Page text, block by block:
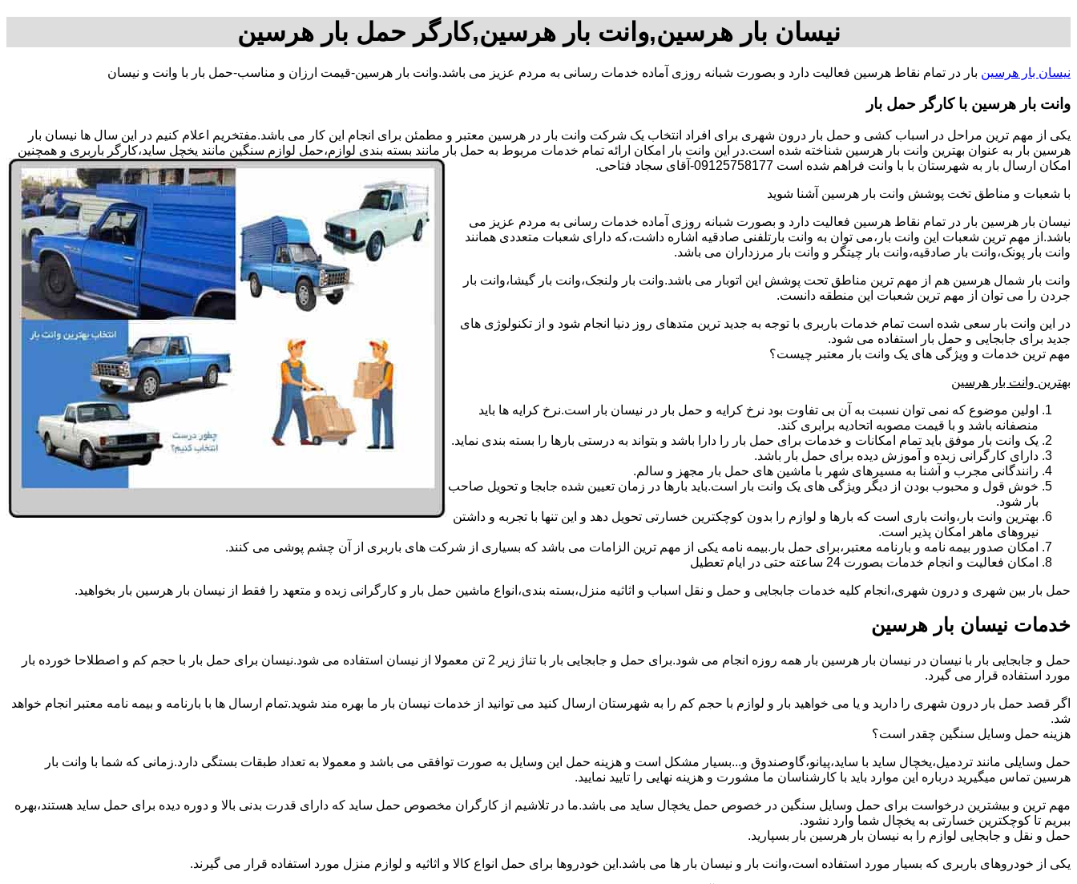
نیسان بار هرسین,وانت بار هرسین,کارگر حمل بار هرسین
نیسان بار هرسین بار در تمام نقاط هرسین فعالیت دارد و بصورت شبانه روزی آماده خدمات رسانی به مردم عزیز می باشد.وانت بار هرسین-قیمت ارزان و مناسب-حمل بار با وانت و نیسان
وانت بار هرسین با کارگر حمل بار
یکی از مهم ترین مراحل در اسباب کشی و حمل بار درون شهری برای افراد انتخاب یک شرکت وانت بار در هرسین معتبر و مطمئن برای انجام این کار می باشد.مفتخریم اعلام کنیم در این سال ها نیسان بار
هرسین بار به عنوان بهترین وانت بار هرسین شناخته شده است.در این وانت بار امکان ارائه تمام خدمات مربوط به حمل بار مانند بسته بندی لوازم،حمل لوازم سنگین مانند یخچل ساید،کارگر باربری و همچنین
امکان ارسال بار به شهرستان با با وانت فراهم شده است 09125758177-آقای سجاد فتاحی.
با شعبات و مناطق تخت پوشش وانت بار هرسین آشنا شوید
نیسان بار هرسین بار در تمام نقاط هرسین فعالیت دارد و بصورت شبانه روزی آماده خدمات رسانی به مردم عزیز می
باشد.از مهم ترین شعبات این وانت بار،می توان به وانت بارتلفنی صادقیه اشاره داشت،که دارای شعبات متعددی همانند
وانت بار پونک،وانت بار صادقیه،وانت بار چیتگر و وانت بار مرزداران می باشد.
وانت بار شمال هرسین هم از مهم ترین مناطق تحت پوشش این اتوبار می باشد.وانت بار ولنجک،وانت بار گیشا،وانت بار
جردن را می توان از مهم ترین شعبات این منطقه دانست.
در این وانت بار سعی شده است تمام خدمات باربری با توجه به جدید ترین متدهای روز دنیا انجام شود و از تکنولوژی های
جدید برای جابجایی و حمل بار استفاده می شود.
مهم ترین خدمات و ویژگی های یک وانت بار معتبر چیست؟
بهترین وانت بار هرسین
اولین موضوع که نمی توان نسبت به آن بی تفاوت بود نرخ کرایه و حمل بار در نیسان بار است.نرخ کرایه ها باید
منصفانه باشد و با قیمت مصوبه اتحادیه برابری کند.
یک وانت بار موفق باید تمام امکانات و خدمات برای حمل بار را دارا باشد و بتواند به درستی بارها را بسته بندی نماید.
دارای کارگرانی زبده و آموزش دیده برای حمل بار باشد.
رانندگانی مجرب و آشنا به مسیرهای شهر با ماشین های حمل بار مجهز و سالم.
خوش قول و محبوب بودن از دیگر ویژگی های یک وانت بار است.باید بارها در زمان تعیین شده جابجا و تحویل صاحب
بار شود.
بهترین وانت بار،وانت باری است که بارها و لوازم را بدون کوچکترین خسارتی تحویل دهد و این تنها با تجربه و داشتن
نیروهای ماهر امکان پذیر است.
امکان صدور بیمه نامه و بارنامه معتبر،برای حمل بار.بیمه نامه یکی از مهم ترین الزامات می باشد که بسیاری از شرکت های باربری از آن چشم پوشی می کنند.
امکان فعالیت و انجام خدمات بصورت 24 ساعته حتی در ایام تعطیل
حمل بار بین شهری و درون شهری،انجام کلیه خدمات جابجایی و حمل و نقل اسباب و اثاثیه منزل،بسته بندی،انواع ماشین حمل بار و کارگرانی زبده و متعهد را فقط از نیسان بار هرسین بار بخواهید.
خدمات نیسان بار هرسین
حمل و جابجایی بار با نیسان در نیسان بار هرسین بار همه روزه انجام می شود.برای حمل و جابجایی بار با تناژ زیر 2 تن معمولا از نیسان استفاده می شود.نیسان برای حمل بار با حجم کم و اصطلاحا خورده بار
مورد استفاده قرار می گیرد.
اگر قصد حمل بار درون شهری را دارید و یا می خواهید بار و لوازم با حجم کم را به شهرستان ارسال کنید می توانید از خدمات نیسان بار ما بهره مند شوید.تمام ارسال ها با بارنامه و بیمه نامه معتبر انجام خواهد
شد.
هزینه حمل وسایل سنگین چقدر است؟
حمل وسایلی مانند تردمیل،یخچال ساید با ساید،پیانو،گاوصندوق و...بسیار مشکل است و هزینه حمل این وسایل به صورت توافقی می باشد و معمولا به تعداد طبقات بستگی دارد.زمانی که شما با وانت بار
هرسین تماس میگیرید درباره این موارد باید با کارشناسان ما مشورت و هزینه نهایی را تایید نمایید.
مهم ترین و بیشترین درخواست برای حمل وسایل سنگین در خصوص حمل یخچال ساید می باشد.ما در تلاشیم از کارگران مخصوص حمل ساید که دارای قدرت بدنی بالا و دوره دیده برای حمل ساید هستند،بهره
ببریم تا کوچکترین خسارتی به یخچال شما وارد نشود.
حمل و نقل و جابجایی لوازم را به نیسان بار هرسین بار بسپارید.
یکی از خودروهای باربری که بسیار مورد استفاده است،وانت بار و نیسان بار ها می باشد.این خودروها برای حمل انواع کالا و اثاثیه و لوازم منزل مورد استفاده قرار می گیرند.